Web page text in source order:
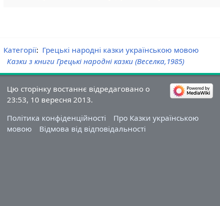
Категорії: Грецькі народні казки українською мовою
Казки з книги Грецькі народні казки (Веселка,1985)
Цю сторінку востаннє відредаговано о
23:53, 10 вересня 2013.
Політика конфіденційності
Про Казки українською
мовою
Відмова від відповідальності